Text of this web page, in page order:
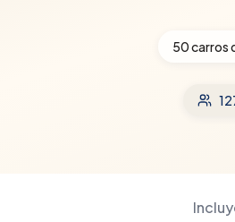
50carros